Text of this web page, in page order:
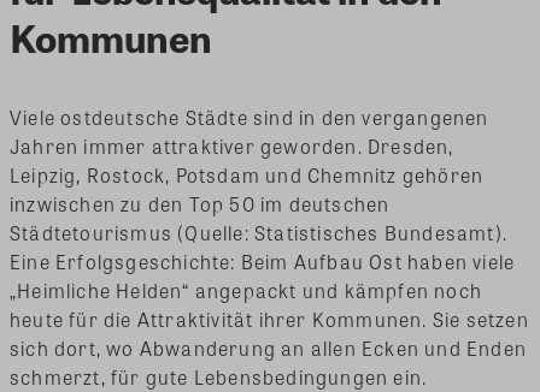
Kommunen
Viele ostdeutsche Städte sind in den vergangenen
Jahren immer attraktiver geworden. Dresden,
Leipzig, Rostock, Potsdam und Chemnitz gehören
inzwischen zu den Top 50 im deutschen
Städtetourismus (Quelle: Statistisches Bundesamt).
Eine Erfolgsgeschichte: Beim Aufbau Ost haben viele
„Heimliche Helden“ angepackt und kämpfen noch
heute für die Attraktivität ihrer Kommunen. Sie setzen
sich dort, wo Abwanderung an allen Ecken und Enden
schmerzt, für gute Lebensbedingungen ein.